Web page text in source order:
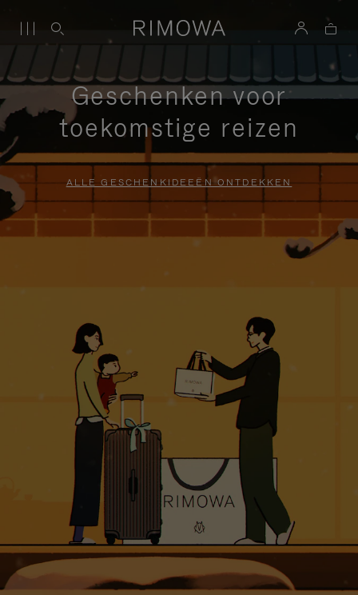
Geschenken voor
toekomstige reizen
ALLE GESCHENKIDEEËN ONTDEKKEN